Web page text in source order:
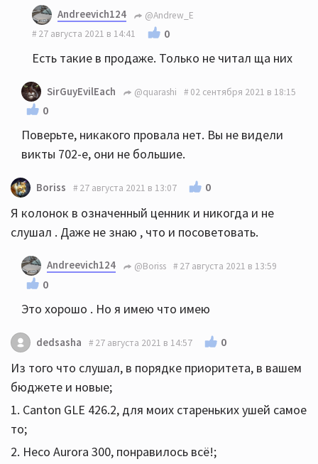
Andreevich124
@Andrew_E
27 августа 2021 в 14:41
0
Есть такие в продаже. Только не читал ща них
SirGuyEvilEach @quarashi 02 сентября 2021 в 18:15
0
Поверьте, никакого провала нет. Вы не видели
викты 702-е, они не большие.
Boriss 27 августа 2021 в 13:07 0
Я колонок в означенный ценник и никогда и не
слушал . Даже не знаю , что и посоветовать.
Andreevich124 @Boriss 27 августа 2021 в 13:59
0
Это хорошо . Но я имею что имею
dedsasha 27 августа 2021 в 14:57 0
Из того что слушал, в порядке приоритета, в вашем
бюджете и новые;
1. Canton GLE 426.2, для моих стареньких ушей самое
то;
2. Heco Aurora 300, понравилось всё!;